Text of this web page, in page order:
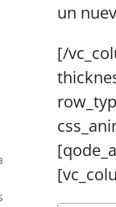
un
[/